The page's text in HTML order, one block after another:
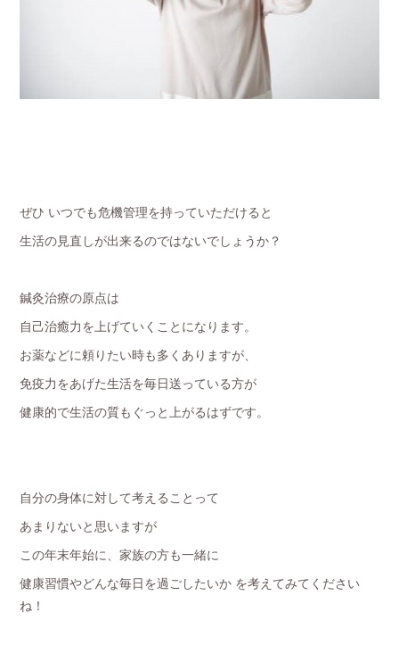
ぜひ いつでも危機管理を持っていただけると
生活の見直しが出来るのではないでしょうか？
鍼灸治療の原点は
自己治癒力を上げていくことになります。
お薬などに頼りたい時も多くありますが、
免疫力をあげた生活を毎日送っている方が
健康的で生活の質もぐっと上がるはずです。
自分の身体に対して考えることって
あまりないと思いますが
この年末年始に、家族の方も一緒に
健康習慣やどんな毎日を過ごしたいか を考えてみてください
ね！